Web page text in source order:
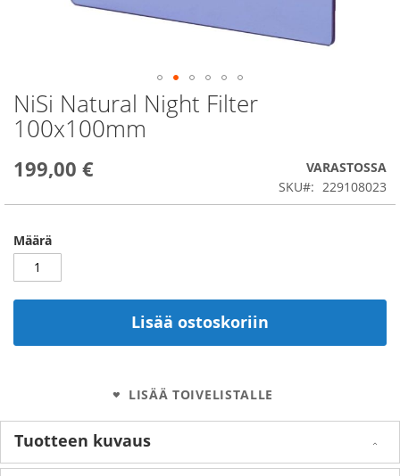
NiSi Natural Night Filter
100x100mm
199,00 €
VARASTOSSA
SKU
229108023
Määrä
Lisää ostoskoriin
LISÄÄ TOIVELISTALLE
Skip
to
the
of
Tuotteen kuvaus